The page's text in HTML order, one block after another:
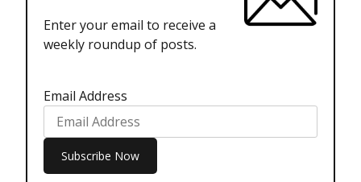
Enter your email to receive a
weekly roundup of posts.
Email Address